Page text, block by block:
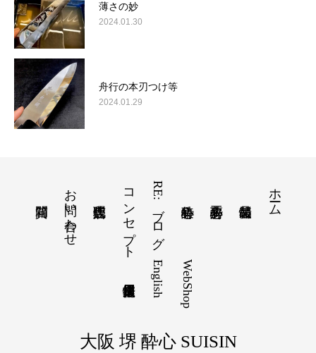
薄さの妙
2024.01.30
舟行の本刃つけ等
2024.01.29
ホーム
RE:ブログ
コンセプト
お問い合わせ
WebShop
English
大阪 堺 酔心 SUISIN